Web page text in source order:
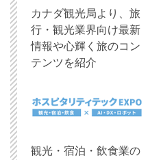
​カナダ観光局より、旅
行・観光業界向け最新
情報や心輝く旅のコン
テンツを紹介
観光・宿泊・飲食業の